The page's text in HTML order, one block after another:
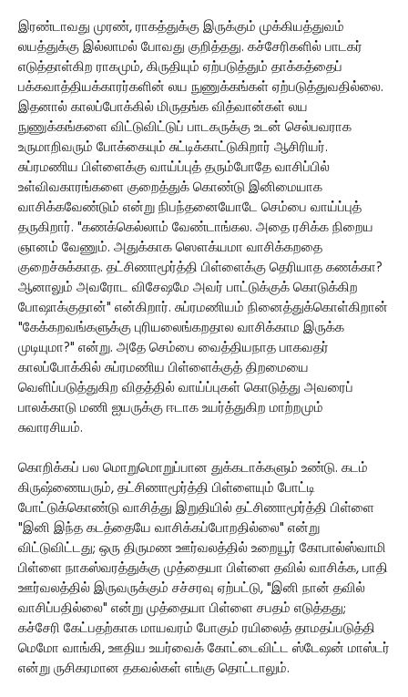
இரண்டாவது முரண், ராகத்துக்கு இருக்கும் முக்கியத்துவம்
லயத்துக்கு இல்லாமல் போவது குறித்தது. கச்சேரிகளில் பாடகர்
எடுத்தாள்கிற ராகமும், கிருதியும் ஏற்படுத்தும் தாக்கத்தைப்
பக்கவாத்தியக்காரர்களின் லய நுணுக்கங்கள் ஏற்படுத்துவதில்லை.
இதனால் காலப்போக்கில் மிருதங்க வித்வான்கள் லய
நுணுக்கங்களை விட்டுவிட்டுப் பாடகருக்கு உடன் செல்பவராக
உருமாறிவரும் போக்கையும் சுட்டிக்காட்டுகிறார் ஆசிரியர்.
சுப்ரமணிய பிள்ளைக்கு வாய்ப்புத் தரும்போதே வாசிப்பில்
உள்விவகாரங்களை குறைத்துக் கொண்டு இனிமையாக
வாசிக்கவேண்டும் என்று நிபந்தனையோடே செம்பை வாய்ப்புத்
தருகிறார். "கணக்கெல்லாம் வேண்டாங்கல. அதை ரசிக்க நிறைய
ஞானம் வேணும். அதுக்காக ஸௌக்யமா வாசிக்கறதை
குறைச்சுக்காத. தட்சிணாமூர்த்தி பிள்ளைக்கு தெரியாத கணக்கா?
ஆனாலும் அவரோட விசேஷமே அவர் பாட்டுக்குக் கொடுக்கிற
போஷாக்குதான்" என்கிறார். சுப்ரமணியம் நினைத்துக்கொள்கிறான்
"கேக்கறவங்களுக்கு புரியலைங்கறதால வாசிக்காம இருக்க
முடியுமா?" என்று. அதே செம்பை வைத்தியநாத பாகவதர்
காலப்போக்கில் சுப்ரமணிய பிள்ளைக்குத் திறமையை
வெளிப்படுத்துகிற விதத்தில் வாய்ப்புகள் கொடுத்து அவரைப்
பாலக்காடு மணி ஐயருக்கு ஈடாக உயர்த்துகிற மாற்றமும்
சுவாரசியம்.
கொறிக்கப் பல மொறுமொறுப்பான துக்கடாக்களும் உண்டு. கடம்
கிருஷ்ணையரும், தட்சிணாமூர்த்தி பிள்ளையும் போட்டி
போட்டுக்கொண்டு வாசித்து இறுதியில் தட்சிணாமூர்த்தி பிள்ளை
"இனி இந்த கடத்தையே வாசிக்கப்போறதில்லை" என்று
விட்டுவிட்டது; ஒரு திருமண ஊர்வலத்தில் உறையூர் கோபால்ஸ்வாமி
பிள்ளை நாகஸ்வரத்துக்கு முத்தையா பிள்ளை தவில் வாசிக்க, பாதி
ஊர்வலத்தில் இருவருக்கும் சச்சரவு ஏற்பட்டு, "இனி நான் தவில்
வாசிப்பதில்லை" என்று முத்தையா பிள்ளை சபதம் எடுத்தது;
கச்சேரி கேட்பதற்காக மாயவரம் போகும் ரயிலைத் தாமதப்படுத்தி
மெமோ வாங்கி, ஊதிய உயர்வைக் கோட்டைவிட்ட ஸ்டேஷன் மாஸ்டர்
என்று ருசிகரமான தகவல்கள் எங்கு தொட்டாலும்.